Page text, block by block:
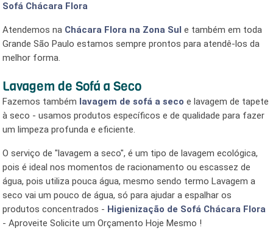
Sofá Chácara Flora
Atendemos na Chácara Flora na Zona Sul e também em toda
Grande São Paulo estamos sempre prontos para atendê-los da
melhor forma.
Lavagem de Sofá a Seco
Fazemos também lavagem de sofá a seco e lavagem de tapete
à seco - usamos produtos específicos e de qualidade para fazer
um limpeza profunda e eficiente.
O serviço de "lavagem a seco", é um tipo de lavagem ecológica,
pois é ideal nos momentos de racionamento ou escassez de
água, pois utiliza pouca água, mesmo sendo termo Lavagem a
seco vai um pouco de água, só para ajudar a espalhar os
produtos concentrados - Higienização de Sofá Chácara Flora
- Aproveite Solicite um Orçamento Hoje Mesmo !